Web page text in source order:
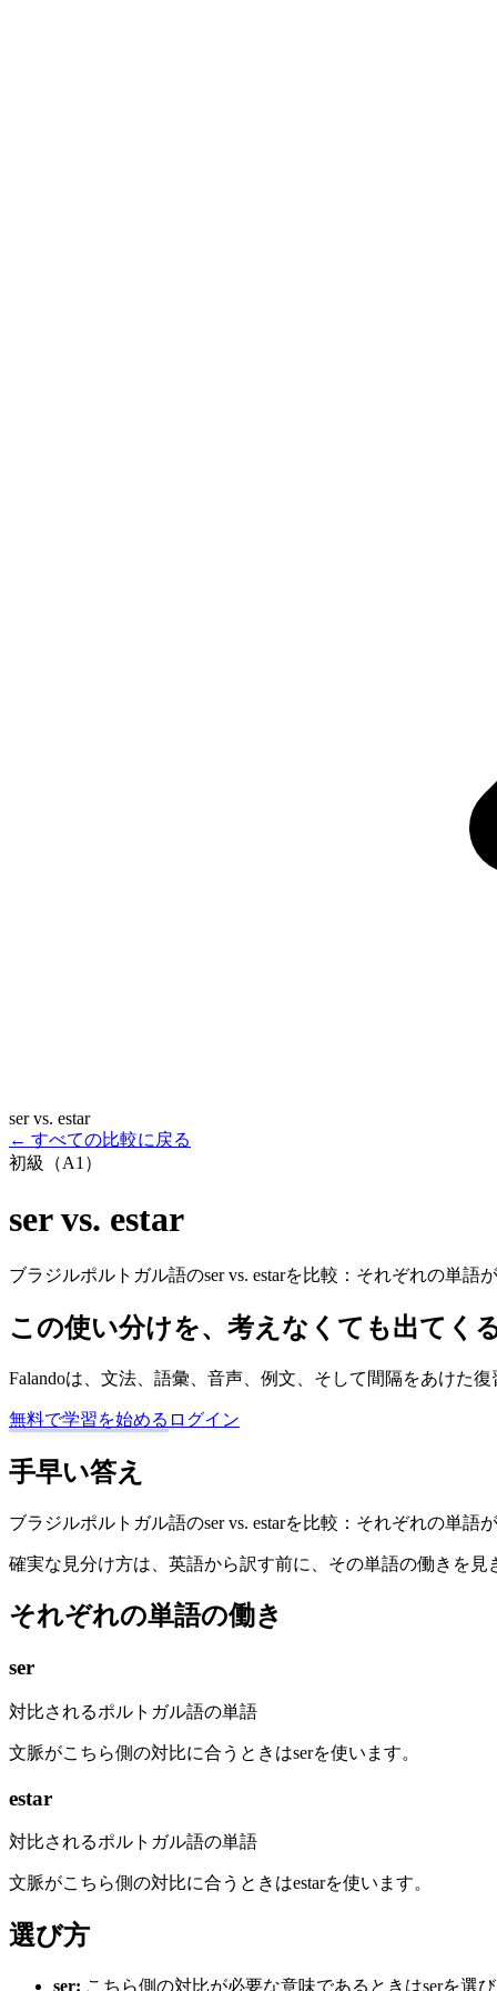
ser vs. estar
← すべての比較に戻る
初級（A1）
ser vs. estar
ブラジルポルトガル語のser vs. estarを比較：それぞれの単
この使い分けを、考えなくても出てく
Falandoは、文法、語彙、音声、例文、そして間隔をあけた
無料で学習を始める ログイン
手早い答え
ブラジルポルトガル語のser vs. estarを比較：それぞれの単
確実な見分け方は、英語から訳す前に、その単語の働きを見
それぞれの単語の働き
ser
対比されるポルトガル語の単語
文脈がこちら側の対比に合うときはserを使います。
estar
対比されるポルトガル語の単語
文脈がこちら側の対比に合うときはestarを使います。
選び方
ser: こちら側の対比が必要な意味であるときはserを選